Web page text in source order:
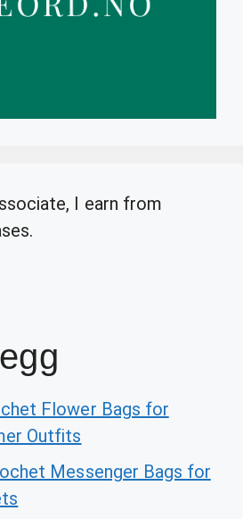
I earn from
Flower Bags for
Outfits
Messenger Bags for